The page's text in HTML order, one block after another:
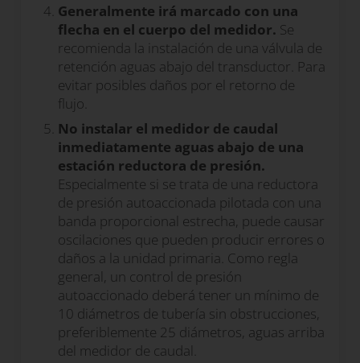
Generalmente irá marcado con una
flecha en el cuerpo del medidor. Se
recomienda la instalación de una válvula de
retención aguas abajo del transductor. Para
evitar posibles daños por el retorno de
flujo.
No instalar el medidor de caudal
inmediatamente aguas abajo de una
estación reductora de presión.
Especialmente si se trata de una reductora
de presión autoaccionada pilotada con una
banda proporcional estrecha, puede causar
oscilaciones que pueden producir errores o
daños a la unidad primaria. Como regla
general, un control de presión
autoaccionado deberá tener un mínimo de
10 diámetros de tubería sin obstrucciones,
preferiblemente 25 diámetros, aguas arriba
del medidor de caudal.